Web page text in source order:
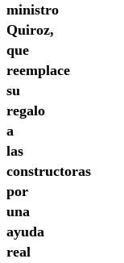
ministro
Quiroz,
que
reemplace
su
regalo
a
las
constructoras
por
una
ayuda
real